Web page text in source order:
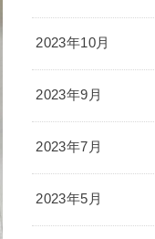
2023年10月
2023年9月
2023年7月
2023年5月